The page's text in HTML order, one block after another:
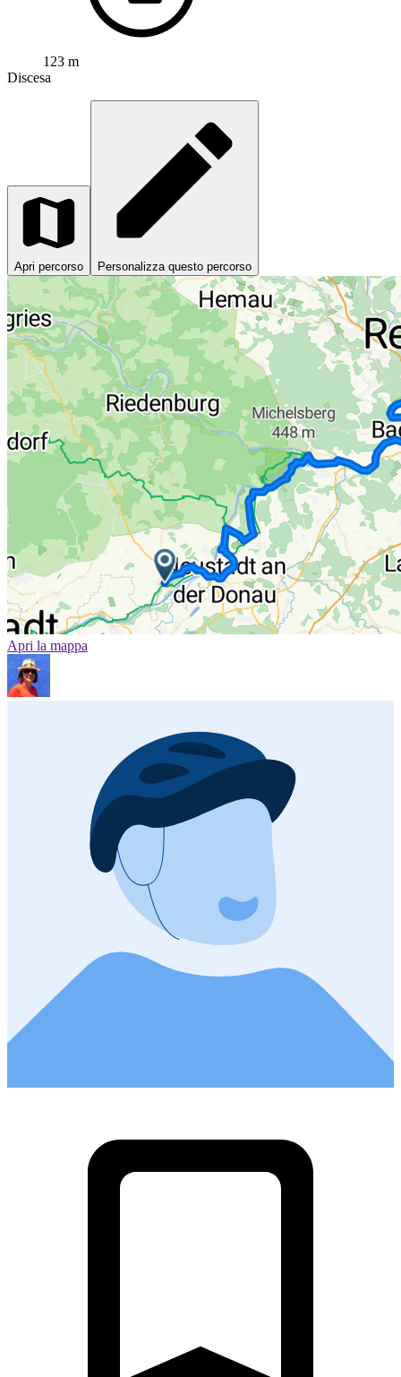
123 m
Discesa
Apri percorso Personalizza questo percorso
Apri la mappa